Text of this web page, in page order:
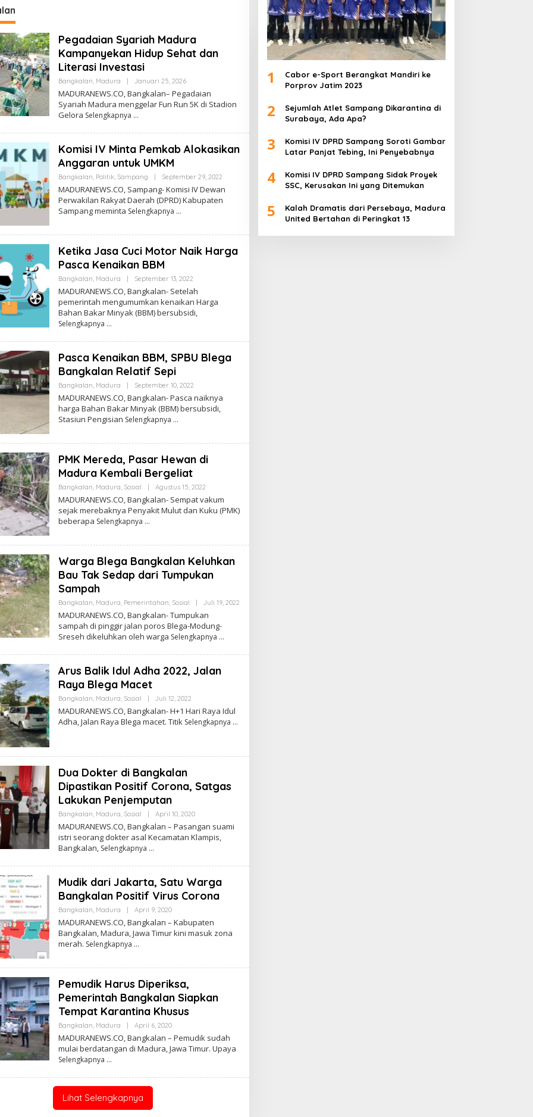
Sampang
Pegadaian Syariah Madura
Kampanyekan Hidup Sehat dan
Literasi Investasi
Bangkalan, Madura Januari 25, 2026Oleh
MADURANEWS.CO, Bangkalan– Pegadaian
Syariah Madura menggelar Fun Run 5K di Stadion
Gelora Selengkapnya
Komisi IV Minta Pemkab Alokasikan
Anggaran untuk UMKM
Bangkalan, Politik, Sampang September 29, 2022Oleh
MADURANEWS.CO, Sampang- Komisi IV Dewan
Perwakilan Rakyat Daerah (DPRD) Kabupaten
Sampang meminta Selengkapnya
Ketika Jasa Cuci Motor Naik Harga
Pasca Kenaikan BBM
Bangkalan, Madura September 13, 2022Oleh
MADURANEWS.CO, Bangkalan- Setelah
pemerintah mengumumkan kenaikan Harga
Bahan Bakar Minyak (BBM) bersubsidi,
Selengkapnya
Pasca Kenaikan BBM, SPBU Blega
Bangkalan Relatif Sepi
Bangkalan, Madura September 10, 2022Oleh
MADURANEWS.CO, Bangkalan- Pasca naiknya
harga Bahan Bakar Minyak (BBM) bersubsidi,
Stasiun Pengisian Selengkapnya
PMK Mereda, Pasar Hewan di
Madura Kembali Bergeliat
Bangkalan, Madura, Sosial Agustus 15, 2022Oleh
MADURANEWS.CO, Bangkalan- Sempat vakum
sejak merebaknya Penyakit Mulut dan Kuku (PMK)
beberapa Selengkapnya
Warga Blega Bangkalan Keluhkan
Bau Tak Sedap dari Tumpukan
Sampah
Bangkalan, Madura, Pemerintahan, Sosial Juli 19, 2022Oleh
MADURANEWS.CO, Bangkalan- Tumpukan
sampah di pinggir jalan poros Blega-Modung-
Sreseh dikeluhkan oleh warga Selengkapnya
Arus Balik Idul Adha 2022, Jalan
Raya Blega Macet
Bangkalan, Madura, Sosial Juli 12, 2022Oleh
MADURANEWS.CO, Bangkalan- H+1 Hari Raya Idul
Adha, Jalan Raya Blega macet. Titik Selengkapnya
Dua Dokter di Bangkalan
Dipastikan Positif Corona, Satgas
Lakukan Penjemputan
Bangkalan, Madura, Sosial April 10, 2020Oleh
Rahman
MADURANEWS.CO, Bangkalan – Pasangan suami
istri seorang dokter asal Kecamatan Klampis,
Bangkalan, Selengkapnya
Mudik dari Jakarta, Satu Warga
Bangkalan Positif Virus Corona
Bangkalan, Madura April 9, 2020Oleh
MADURANEWS.CO, Bangkalan – Kabupaten
Bangkalan, Madura, Jawa Timur kini masuk zona
merah. Selengkapnya
Pemudik Harus Diperiksa,
Pemerintah Bangkalan Siapkan
Tempat Karantina Khusus
Bangkalan, Madura April 6, 2020Oleh
MADURANEWS.CO, Bangkalan – Pemudik sudah
mulai berdatangan di Madura, Jawa Timur. Upaya
Selengkapnya
Lihat Selengkapnya
1
Cabor e-Sport Berangkat Mandiri ke
Porprov Jatim 2023
2
Sejumlah Atlet Sampang Dikarantina di
Surabaya, Ada Apa?
3
Komisi IV DPRD Sampang Soroti Gambar
Latar Panjat Tebing, Ini Penyebabnya
4
Komisi IV DPRD Sampang Sidak Proyek
SSC, Kerusakan Ini yang Ditemukan
5
Kalah Dramatis dari Persebaya, Madura
United Bertahan di Peringkat 13